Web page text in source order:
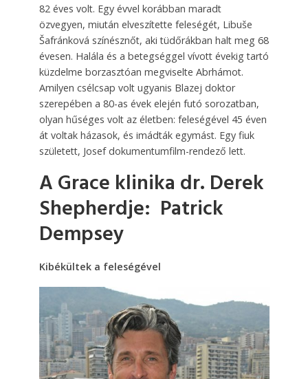
82 éves volt. Egy évvel korábban maradt
özvegyen, miután elveszítette feleségét, Libuše
Šafránková színésznőt, aki tüdőrákban halt meg 68
évesen. Halála és a betegséggel vívott évekig tartó
küzdelme borzasztóan megviselte Abrhámot.
Amilyen csélcsap volt ugyanis Blazej doktor
szerepében a 80-as évek elején futó sorozatban,
olyan hűséges volt az életben: feleségével 45 éven
át voltak házasok, és imádták egymást. Egy fiuk
született, Josef dokumentumfilm-rendező lett.
A Grace klinika dr. Derek
Shepherdje: Patrick
Dempsey
Kibékültek a feleségével